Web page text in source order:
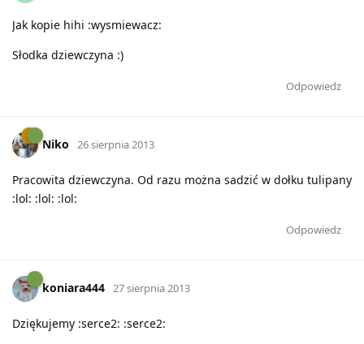
Jak kopie hihi :wysmiewacz:
Słodka dziewczyna :)
Odpowiedz
Niko 26 sierpnia 2013
Pracowita dziewczyna. Od razu można sadzić w dołku tulipany
:lol: :lol: :lol:
Odpowiedz
koniara444 27 sierpnia 2013
Dziękujemy :serce2: :serce2: